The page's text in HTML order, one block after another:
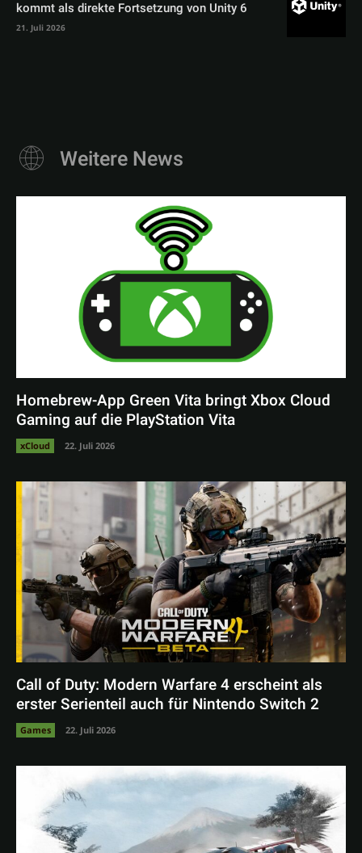
kommt als direkte Fortsetzung von Unity 6
21. Juli 2026
Weitere News
Homebrew-App Green Vita bringt Xbox Cloud
Gaming auf die PlayStation Vita
xCloud 22. Juli 2026
Call of Duty: Modern Warfare 4 erscheint als
erster Serienteil auch für Nintendo Switch 2
Games 22. Juli 2026